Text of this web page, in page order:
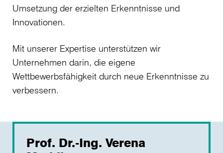
Umsetzung der erzielten Erkenntnisse und
Innovationen.
Mit unserer Expertise unterstützen wir
Unternehmen darin, die eigene
Wettbewerbsfähigkeit durch neue Erkenntnisse zu
verbessern.
Prof. Dr.-Ing. Verena